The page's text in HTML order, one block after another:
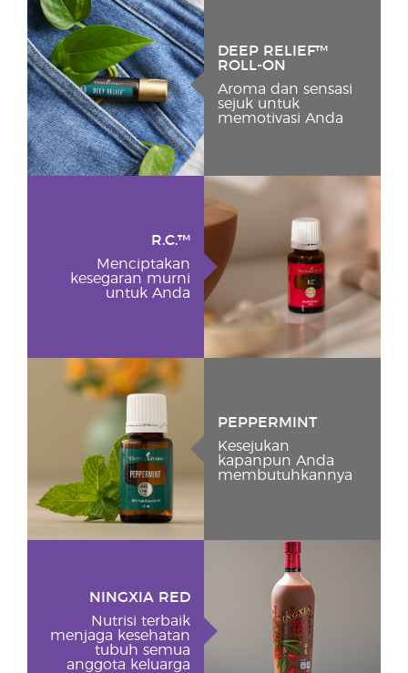
DEEP RELIEF™
ROLL-ON
Aroma dan sensasi
sejuk untuk
memotivasi Anda
R.C.™
Menciptakan
kesegaran murni
untuk Anda
PEPPERMINT
Kesejukan
kapanpun Anda
membutuhkannya
NINGXIA RED
Nutrisi terbaik
menjaga kesehatan
tubuh semua
anggota keluarga